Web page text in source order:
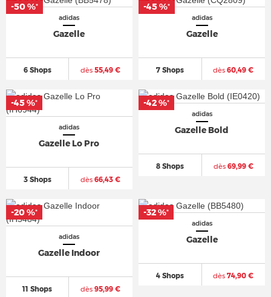
adidas
Gazelle
6 Shops dès 55,49 €
-50 %*
adidas
Gazelle
7 Shops dès 60,49 €
-45 %*
adidas
Gazelle Lo Pro
3 Shops dès 66,43 €
-45 %*
adidas
Gazelle Bold
8 Shops dès69,99 €
-42 %*
adidas
Gazelle Indoor
11 Shops dès 95,99 €
-20 %*
adidas
Gazelle
4 Shops dès 74,90 €
-32 %*